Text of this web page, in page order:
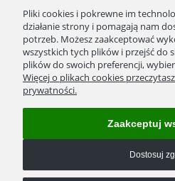
Polityka Prywatności
Regulamin
Zwroty/wymiana towaru
Reklamacje
Formy płatności
Kontakt
Pliki cookies i pokrewne im
działanie strony i pomagają nam
potrzeb. Możesz zaakceptować
wszystkich tych plików i przejść do
plików do swoich preferencji,
Więcej o plikach cookies
prywatności.
Dostosuj
Zaakceptuj